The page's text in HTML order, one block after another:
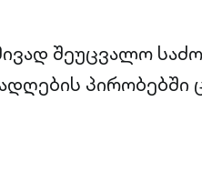
შეუცვალო
პირობებში